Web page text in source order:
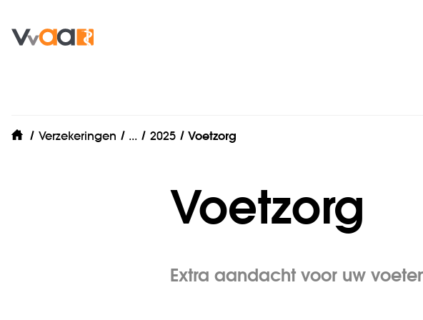
home
Verzekeringen ... Zorgverzekering
2025 Voetzorg
Voetzorg
Extra aandacht voor uw